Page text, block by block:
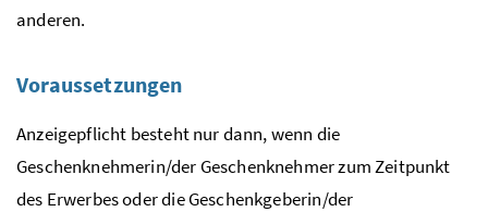
anderen.
Voraussetzungen
Anzeigepflicht besteht nur dann, wenn die
Geschenknehmerin/der Geschenknehmer zum Zeitpunkt
des Erwerbes oder die Geschenkgeberin/der